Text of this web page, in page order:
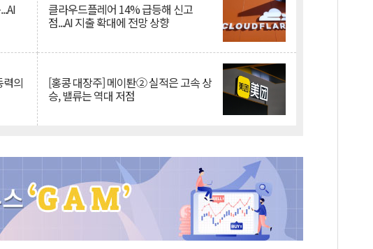
클라우드플레어 14% 급등해 신고
점...AI 지출 확대에 전망 상향
의 [홍콩 대장주] 메이퇀② 실적은 고속 상
승, 밸류는 역대 저점